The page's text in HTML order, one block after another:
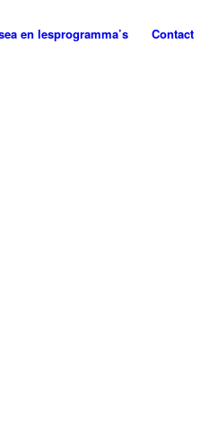
en lesprogramma’s Contact